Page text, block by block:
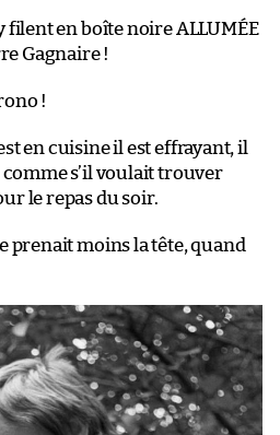
en boîte noire ALLUMÉE
Gagnaire !
!
en cuisine il est effrayant, il
s’il voulait trouver
le repas du soir.
prenait moins la tête, quand